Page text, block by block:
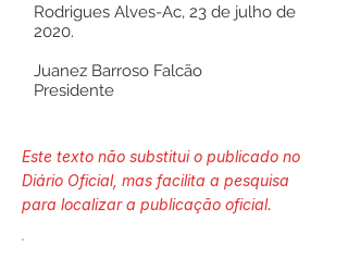
Rodrigues Alves-Ac, 23 de julho de
2020.
Juanez Barroso Falcão
Presidente
Este texto não substitui o publicado no
Diário Oficial, mas facilita a pesquisa
para localizar a publicação oficial.